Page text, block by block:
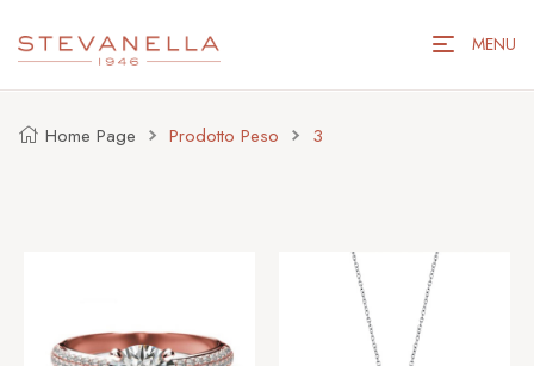
MENU
Home Page Prodotto Peso 3